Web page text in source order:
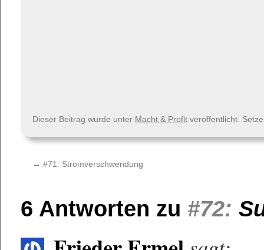
Dieser Beitrag wurde unter Macht & Profit veröffentlicht.
← #71: Stromverschwendung
6 Antworten zu #72: